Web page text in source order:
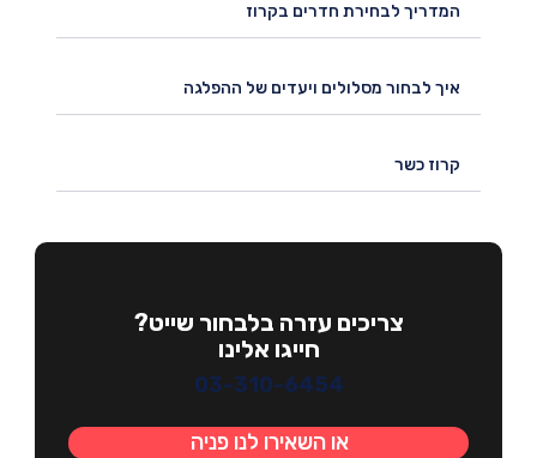
המדריך לבחירת חדרים בקרוז
איך לבחור מסלולים ויעדים של ההפלגה
קרוז כשר
צריכים עזרה בלבחור שייט?
חייגו אלינו
03-310-6454
או השאירו לנו פניה